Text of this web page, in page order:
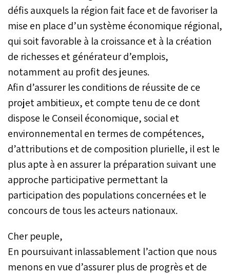
défis auxquels la région fait face et de favoriser la
mise en place d’un système économique régional,
qui soit favorable à la croissance et à la création
de richesses et générateur d’emplois,
notamment au profit des jeunes.
Afin d’assurer les conditions de réussite de ce
projet ambitieux, et compte tenu de ce dont
dispose le Conseil économique, social et
environnemental en termes de compétences,
d’attributions et de composition plurielle, il est le
plus apte à en assurer la préparation suivant une
approche participative permettant la
participation des populations concernées et le
concours de tous les acteurs nationaux.
Cher peuple,
En poursuivant inlassablement l’action que nous
menons en vue d’assurer plus de progrès et de